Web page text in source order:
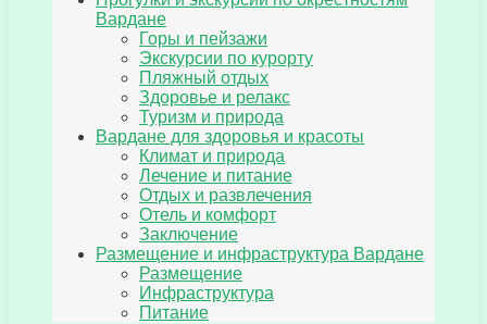
Вардане
Горы и пейзажи
Экскурсии по курорту
Пляжный отдых
Здоровье и релакс
Туризм и природа
Вардане для здоровья и красоты
Климат и природа
Лечение и питание
Отдых и развлечения
Отель и комфорт
Заключение
Размещение и инфраструктура Вардане
Размещение
Инфраструктура
Питание